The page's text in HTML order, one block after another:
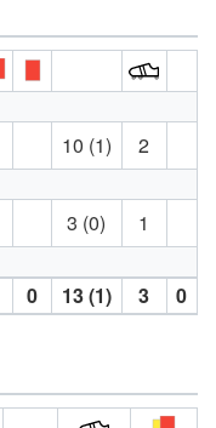
10 (1) 2
3 (0) 1
0 13 (1) 3 0